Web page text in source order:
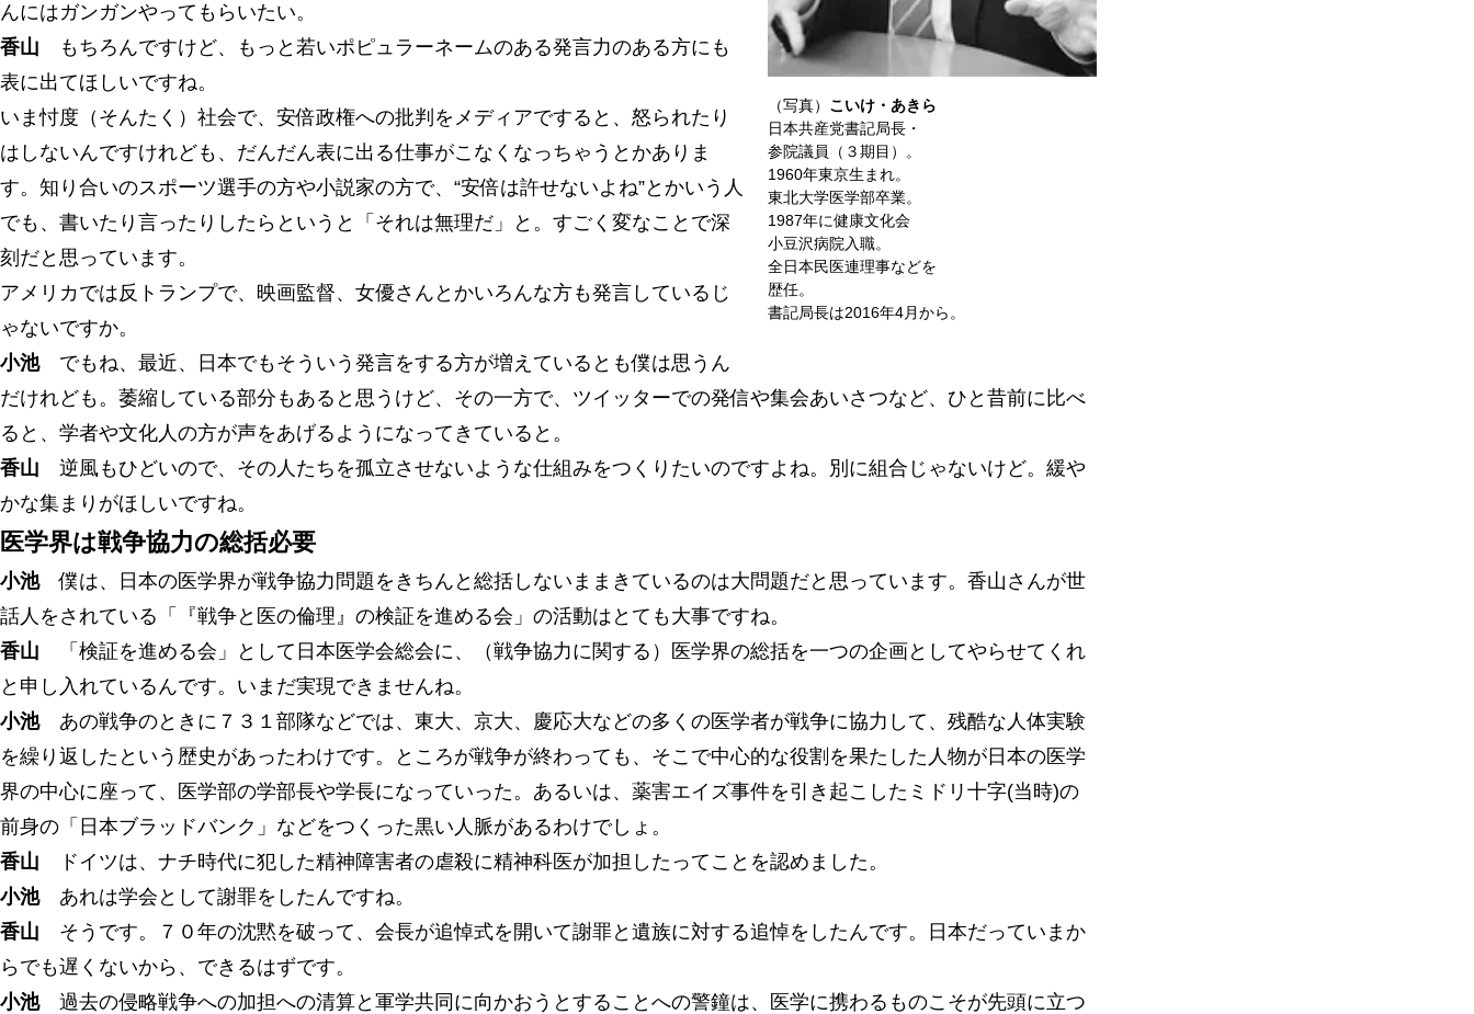
（写真） こいけ・あきら
日本共産党書記局長・
参院議員（３期目）。
1960年東京生まれ。
東北大学医学部卒業。
1987年に健康文化会
小豆沢病院入職。
全日本民医連理事などを
歴任。
書記局長は2016年4月から。
んにはガンガンやってもらいたい。
香山 もちろんですけど、もっと若いポピュラーネームのある発言力のある方にも
表に出てほしいですね。
いま忖度（そんたく）社会で、安倍政権への批判をメディアですると、怒られたり
はしないんですけれども、だんだん表に出る仕事がこなくなっちゃうとかありま
す。知り合いのスポーツ選手の方や小説家の方で、“安倍は許せないよね”とかいう人
でも、書いたり言ったりしたらというと「それは無理だ」と。すごく変なことで深
刻だと思っています。
アメリカでは反トランプで、映画監督、女優さんとかいろんな方も発言しているじ
ゃないですか。
小池でもね、最近、日本でもそういう発言をする方が増えているとも僕は思うん
だけれども。萎縮している部分もあると思うけど、その一方で、ツイッターでの発信や集会あいさつなど、ひと昔前に比べ
ると、学者や文化人の方が声をあげるようになってきていると。
香山 逆風もひどいので、その人たちを孤立させないような仕組みをつくりたいのですよね。別に組合じゃないけど。緩や
かな集まりがほしいですね。
医学界は戦争協力の総括必要
小池僕は、日本の医学界が戦争協力問題をきちんと総括しないままきているのは大問題だと思っています。香山さんが世
話人をされている「『戦争と医の倫理』の検証を進める会」の活動はとても大事ですね。
香山 「検証を進める会」として日本医学会総会に、（戦争協力に関する）医学界の総括を一つの企画としてやらせてくれ
と申し入れているんです。いまだ実現できませんね。
小池あの戦争のときに７３１部隊などでは、東大、京大、慶応大などの多くの医学者が戦争に協力して、残酷な人体実験
を繰り返したという歴史があったわけです。ところが戦争が終わっても、そこで中心的な役割を果たした人物が日本の医学
界の中心に座って、医学部の学部長や学長になっていった。あるいは、薬害エイズ事件を引き起こしたミドリ十字(当時)の
前身の「日本ブラッドバンク」などをつくった黒い人脈があるわけでしょ。
香山 ドイツは、ナチ時代に犯した精神障害者の虐殺に精神科医が加担したってことを認めました。
小池あれは学会として謝罪をしたんですね。
香山 そうです。７０年の沈黙を破って、会長が追悼式を開いて謝罪と遺族に対する追悼をしたんです。日本だっていまか
らでも遅くないから、できるはずです。
小池過去の侵略戦争への加担への清算と軍学共同に向かおうとすることへの警鐘は、医学に携わるものこそが先頭に立つ